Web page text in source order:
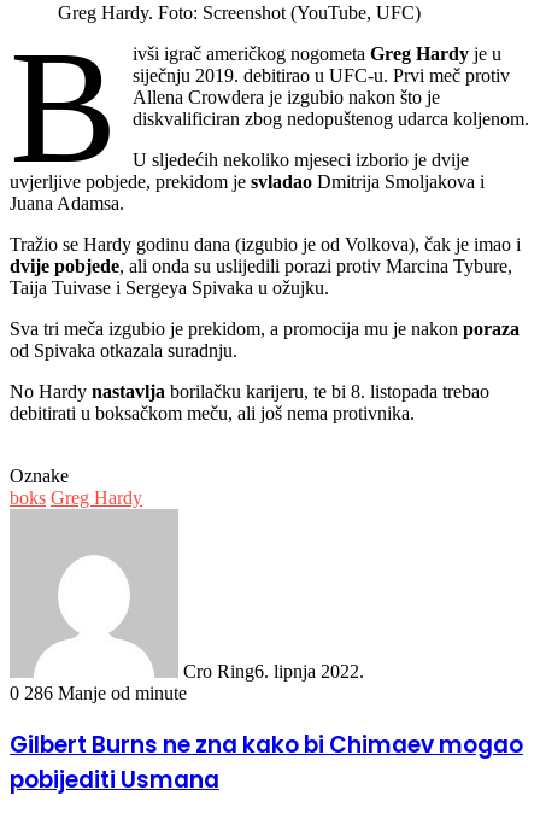
Greg Hardy. Foto: Screenshot (YouTube, UFC)
B ivši igrač američkog nogometaGreg Hardy je u
siječnju 2019. debitirao u UFC-u. Prvi meč protiv
Allena Crowdera je izgubio nakon što je
diskvalificiran zbog nedopuštenog udarca koljenom.
U sljedećih nekoliko mjeseci izborio je dvije
uvjerljive pobjede, prekidom je svladao Dmitrija Smoljakova i
Juana Adamsa.
Tražio se Hardy godinu dana (izgubio je od Volkova), čak je imao i
dvije pobjede, ali onda su uslijedili porazi protiv Marcina Tybure,
Taija Tuivase i Sergeya Spivaka u ožujku.
Sva tri meča izgubio je prekidom, a promocija mu je nakon poraza
od Spivaka otkazala suradnju.
No Hardy nastavlja borilačku karijeru, te bi 8. listopada trebao
debitirati u boksačkom meču, ali još nema protivnika.
Oznake
boks Greg Hardy
Cro Ring6. lipnja 2022.
0 286 Manje od minute
Gilbert Burns ne zna kako bi Chimaev mogao
pobijediti Usmana